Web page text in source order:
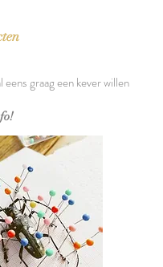
graag een kever willen